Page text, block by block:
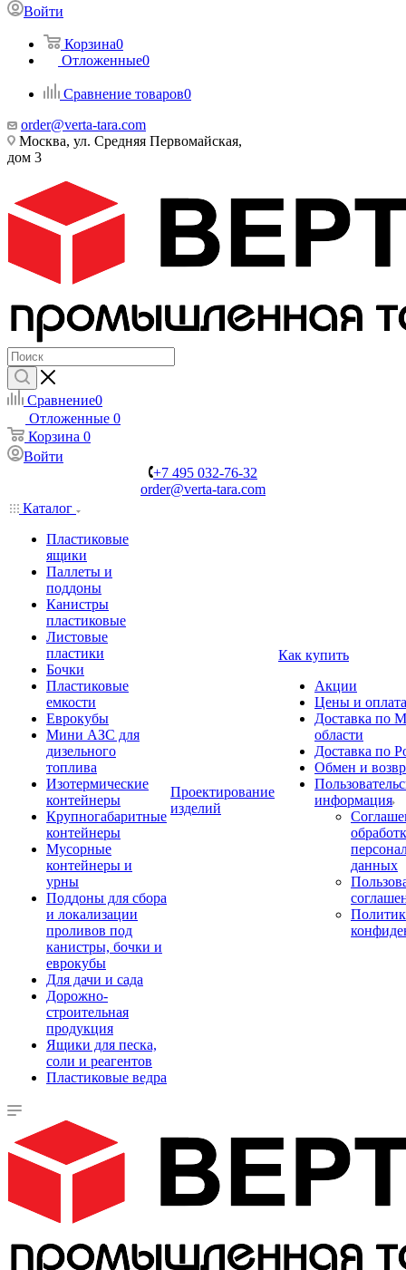
Войти
Корзина0
Отложенные0
Сравнение товаров0
order@verta-tara.com
Москва, ул. Средняя Первомайская,
дом 3
Сравнение0
Отложенные 0
Корзина 0
Войти
+7 495 032-76-32
order@verta-tara.com
Каталог
Пластиковые
ящики
Паллеты и
поддоны
Канистры
пластиковые
Листовые
пластики
Бочки
Пластиковые
емкости
Еврокубы
Мини АЗС для
дизельного
топлива
Изотермические
контейнеры
Крупногабаритные
контейнеры
Мусорные
контейнеры и
урны
Поддоны для сбора
и локализации
проливов под
канистры, бочки и
еврокубы
Для дачи и сада
Дорожно-
строительная
продукция
Ящики для песка,
соли и реагентов
Пластиковые ведра
Проектирование
изделий
Как купить
Акции
Цены и оплата
Доставка по
области
Доставка по
Обмен и
информация
данных